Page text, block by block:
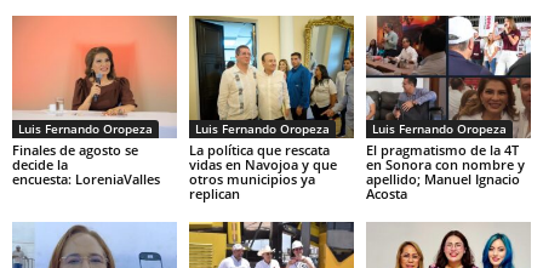
Luis Fernando Oropeza
Finales de agosto se
decide la
encuesta: LoreniaValles
Luis Fernando Oropeza
La política que rescata
vidas en Navojoa y que
otros municipios ya
replican
Luis Fernando Oropeza
El pragmatismo de la 4T
en Sonora con nombre y
apellido; Manuel Ignacio
Acosta